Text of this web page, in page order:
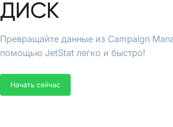
ДИСК
Превращайте данные из Campaign
помощью JetStat легко и быстро!
Начать сейчас